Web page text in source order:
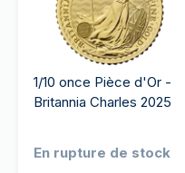
1/10 once Pièce d'Or -
Britannia Charles 2025
En rupture de stock